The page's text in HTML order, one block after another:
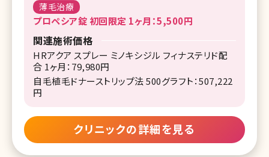
薄毛治療
プロペシア錠 初回限定 1ヶ月：5,500円
関連施術価格
HRアクア スプレー ミノキシジル フィナステリド配
合 1ヶ月：79,980円
自毛植毛ドナーストリップ法 500グラフト：507,222
円
クリニックの詳細を見る